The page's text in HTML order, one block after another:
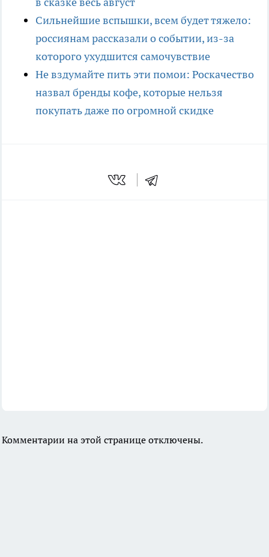
Сильнейшие вспышки, всем будет тяжело:
россиянам рассказали о событии, из-за
которого ухудшится самочувствие
Не вздумайте пить эти помои: Роскачество
назвал бренды кофе, которые нельзя
покупать даже по огромной скидке
Комментарии на этой странице отключены.